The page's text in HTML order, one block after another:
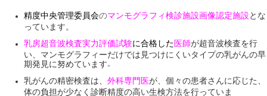
精度中央管理委員会のマンモグラフィ検診施設画像認定施設とな
っています。
乳房超音波検査実力評価試験に合格した医師が超音波検査を行
い、マンモグラフィーだけでは見つけにくいタイプの乳がんの早
期発見に努めています。
乳がんの精密検査は、 外科専門医が、個々の患者さんに応じた、
体の負担が少なく診断精度の高い生検方法を行っていま